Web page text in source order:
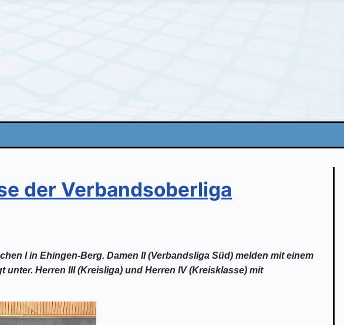
der Verbandsoberliga
I in Ehingen-Berg. Damen II (Verbandsliga Süd) melden mit einem
Herren III (Kreisliga) und Herren IV (Kreisklasse) mit